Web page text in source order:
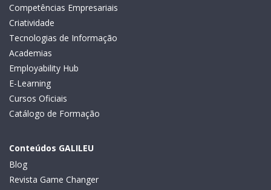
Competências Empresariais
Criatividade
Tecnologias de Informação
Academias
Employability Hub
E-Learning
Cursos Oficiais
Catálogo de Formação
Conteúdos GALILEU
Blog
Revista Game Changer